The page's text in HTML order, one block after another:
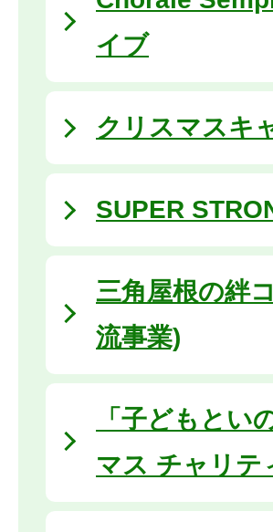
イブ
クリスマスキ
SUPER
三角屋根の絆
流事業)
「子どもとい
マス チャリテ